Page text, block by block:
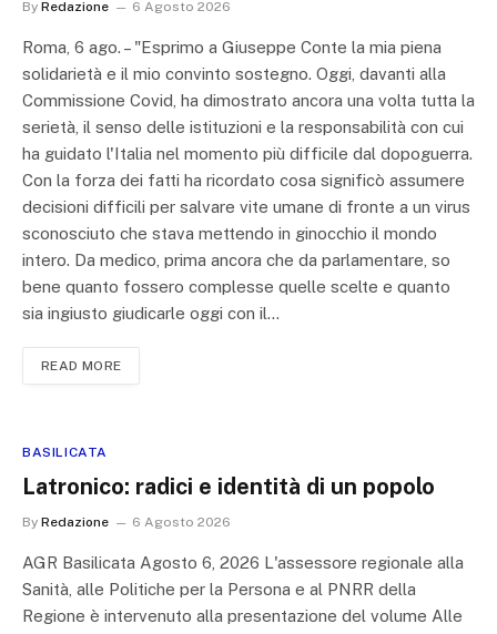
By Redazione 6 Agosto 2026
Roma, 6 ago. – "Esprimo a Giuseppe Conte la mia piena
solidarietà e il mio convinto sostegno. Oggi, davanti alla
Commissione Covid, ha dimostrato ancora una volta tutta la
serietà, il senso delle istituzioni e la responsabilità con cui
ha guidato l'Italia nel momento più difficile dal dopoguerra.
Con la forza dei fatti ha ricordato cosa significò assumere
decisioni difficili per salvare vite umane di fronte a un virus
sconosciuto che stava mettendo in ginocchio il mondo
intero. Da medico, prima ancora che da parlamentare, so
bene quanto fossero complesse quelle scelte e quanto
sia ingiusto giudicarle oggi con il…
READ MORE
BASILICATA
Latronico: radici e identità di un popolo
By Redazione 6 Agosto 2026
AGR Basilicata Agosto 6, 2026 L'assessore regionale alla
Sanità, alle Politiche per la Persona e al PNRR della
Regione è intervenuto alla presentazione del volume Alle